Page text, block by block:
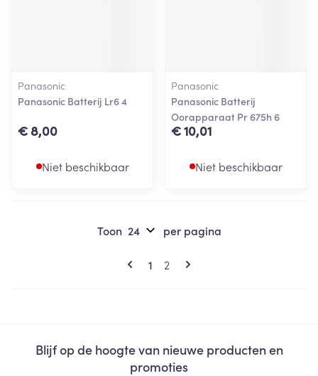
Panasonic
Panasonic Batterij Lr6 4
€ 8,00
Niet beschikbaar
Panasonic
Panasonic Batterij
Oorapparaat Pr 675h 6
€ 10,01
Niet beschikbaar
Pagina's
U lees momenteel pagina
1 Pagina
2
Toon per pagina
Blijf op de hoogte van nieuwe producten en
promoties